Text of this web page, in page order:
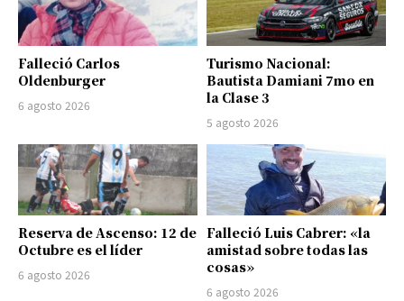
Falleció Carlos
Oldenburger
6 agosto 2026
Turismo Nacional:
Bautista Damiani 7mo en
la Clase 3
5 agosto 2026
Reserva de Ascenso: 12 de
Octubre es el líder
6 agosto 2026
Falleció Luis Cabrer: «la
amistad sobre todas las
cosas»
6 agosto 2026